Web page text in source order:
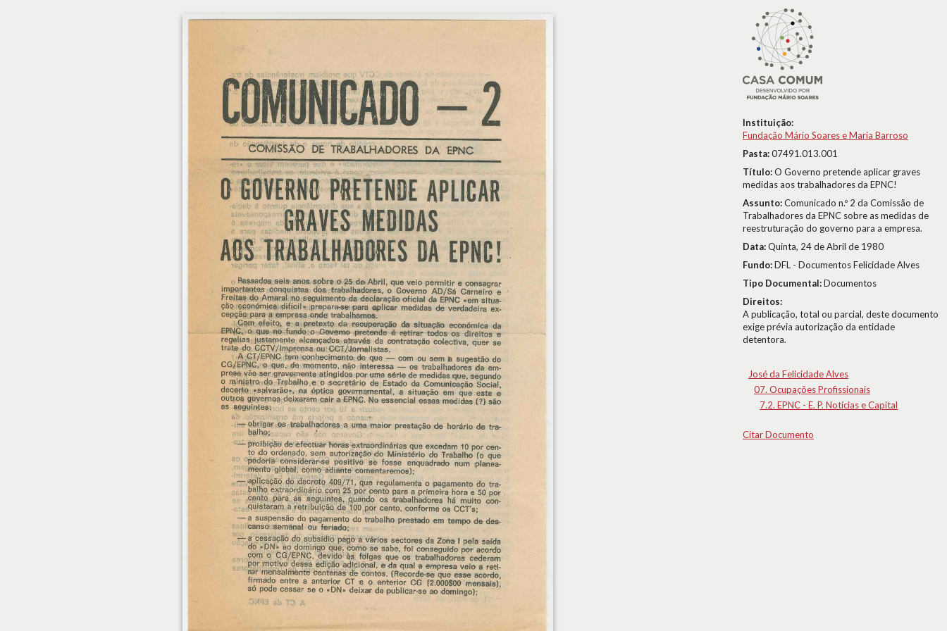
Instituição:
Fundação Mário Soares e Maria Barroso
Pasta:07491.013.001
Título:O Governo pretende aplicar graves
medidas aos trabalhadores da EPNC!
Assunto:Comunicado n.º 2 da Comissão de
Trabalhadores da EPNC sobre as medidas de
reestruturação do governo para a empresa.
Data:Quinta, 24 de Abril de 1980
Fundo:DFL - Documentos Felicidade Alves
Tipo Documental:Documentos
Direitos:
A publicação, total ou parcial, deste documento
exige prévia autorização da entidade
detentora.
José da Felicidade Alves
07. Ocupações Profissionais
7.2. EPNC - E. P. Notícias e Capital
Citar Documento